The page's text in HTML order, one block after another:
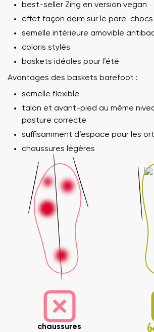
best-seller Zing en version vegan
effet façon daim sur le pare-
semelle intérieure amovible
coloris stylés
baskets idéales pour l’été
Avantages des baskets barefoot :
semelle flexible
talon et avant-pied au même
posture correcte
suffisamment d’espace pour les
chaussures légères
chaussures